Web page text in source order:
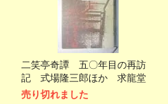
二笑亭奇譚 五〇年目の再訪
記 式場隆三郎ほか 求龍堂
売り切れました